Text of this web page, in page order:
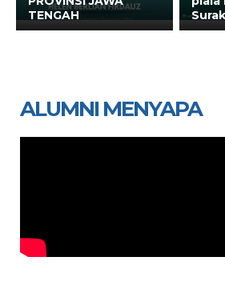
TENGAH
ALUMNI MENYAPA